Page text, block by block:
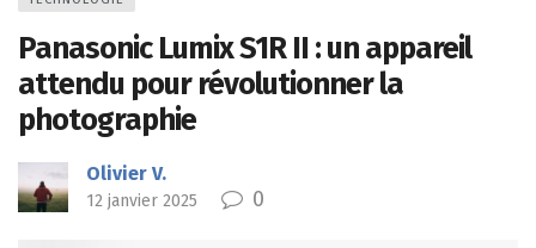
Panasonic Lumix S1R II : un appareil
attendu pour révolutionner la
photographie
Olivier V.
12 janvier 2025 0